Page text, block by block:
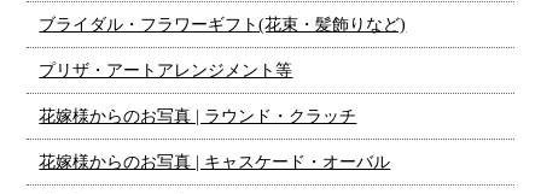
ブライダル・フラワーギフト(花束・髪飾りなど)
プリザ・アートアレンジメント等
花嫁様からのお写真 | ラウンド・クラッチ
花嫁様からのお写真 | キャスケード・オーバル